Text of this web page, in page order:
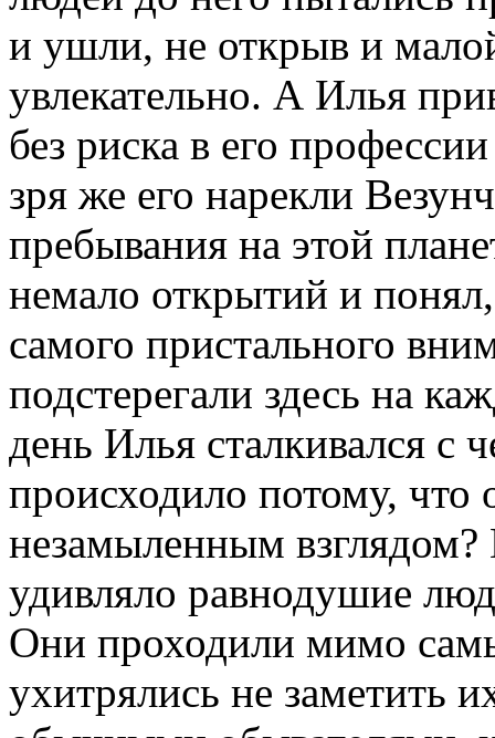
и ушли, не открыв и
увлекательно. А Илья
без риска в его
зря же его нарекли
пребывания на этой
немало открытий и
самого пристального
подстерегали здесь на
день Илья сталкивался
происходило потому, что
незамыленным
удивляло равнодушие
Они проходили мимо
ухитрялись не заметить